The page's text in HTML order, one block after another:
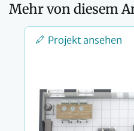
Mehr von diesem
Projekt ansehen